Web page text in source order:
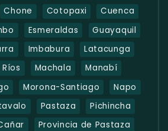
Chone Cotopaxi
Cuenca
Esmeraldas
Guayaquil
Imbabura
Latacunga
Machala
Manabí
Morona-Santiago
Napo
Pastaza
Pichincha
Provincia de Pastaza